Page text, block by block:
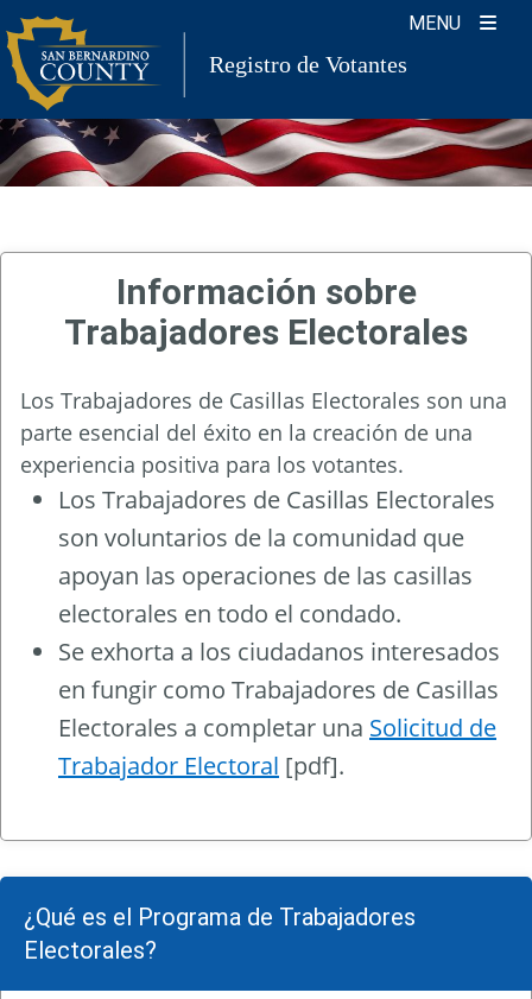
Skip
to
content
MENU
Registro de Votantes
Información sobre
Trabajadores Electorales
Los Trabajadores de Casillas Electorales son una
parte esencial del éxito en la creación de una
experiencia positiva para los votantes.
Los Trabajadores de Casillas Electorales
son voluntarios de la comunidad que
apoyan las operaciones de las casillas
electorales en todo el condado.
Se exhorta a los ciudadanos interesados
en fungir como Trabajadores de Casillas
Electorales a completar una Solicitud de
Trabajador Electoral [pdf].
¿Qué es el Programa de Trabajadores
Electorales?